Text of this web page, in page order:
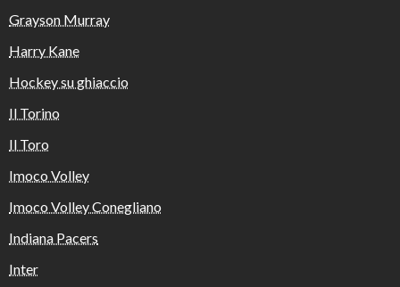
Grayson Murray
Harry Kane
Hockey su ghiaccio
Il Torino
Il Toro
Imoco Volley
Imoco Volley Conegliano
Indiana Pacers
Inter